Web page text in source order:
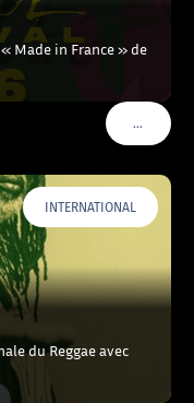
Made in France » de
…VOIR
INTERNATIONAL
du Reggae avec